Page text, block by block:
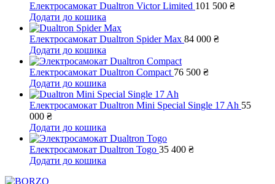
Електросамокат Dualtron Victor Limited 101 500 ₴
Додати до кошика
Електросамокат Dualtron Spider Max 84 000 ₴
Додати до кошика
Електросамокат Dualtron Compact 76 500 ₴
Додати до кошика
Електросамокат Dualtron Mini Special Single 17 Ah 55
000 ₴
Додати до кошика
Електросамокат Dualtron Togo 35 400 ₴
Додати до кошика